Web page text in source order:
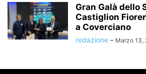
Gran Galà dello
Castiglion
a Coverciano
redazione - Marzo 13,